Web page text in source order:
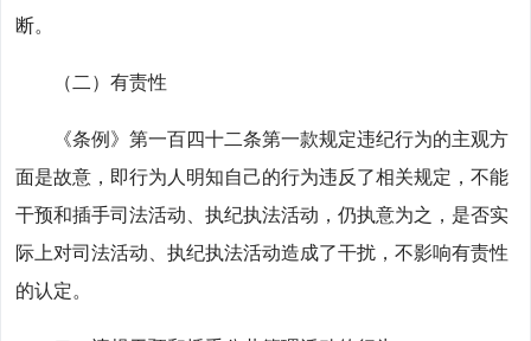
断。
（二）有责性
《条例》第一百四十二条第一款规定违纪行为的主观方
面是故意，即行为人明知自己的行为违反了相关规定，不能
干预和插手司法活动、执纪执法活动，仍执意为之，是否实
际上对司法活动、执纪执法活动造成了干扰，不影响有责性
的认定。